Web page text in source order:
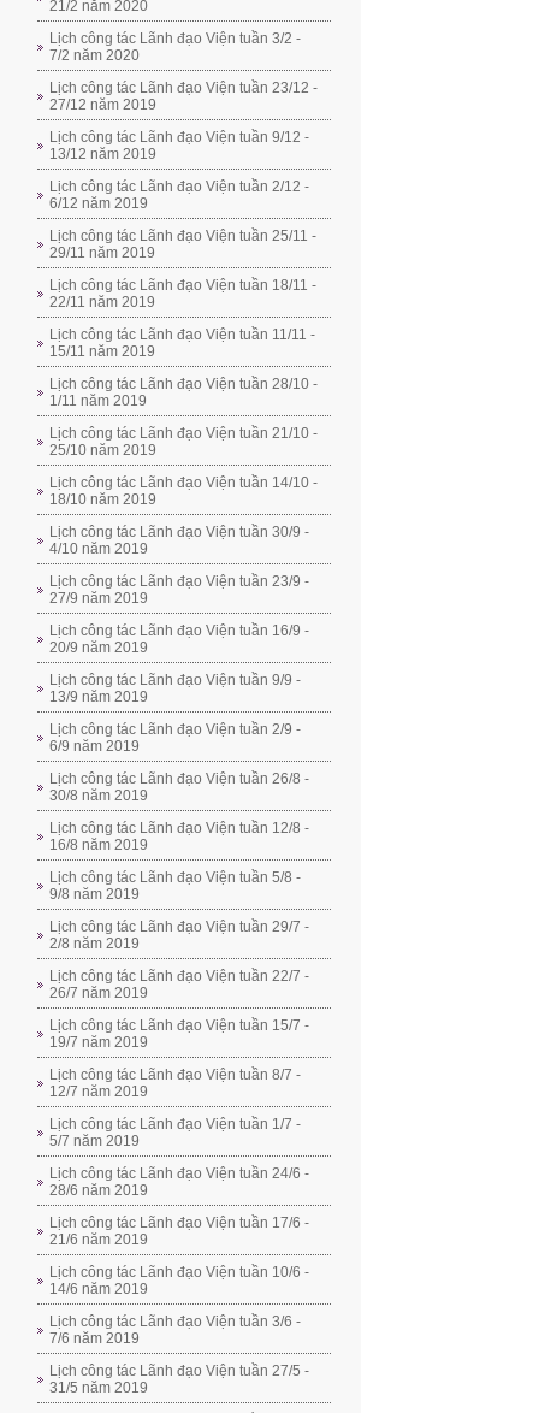
21/2 năm 2020
Lịch công tác Lãnh đạo Viện tuần 3/2 -
7/2 năm 2020
Lịch công tác Lãnh đạo Viện tuần 23/12 -
27/12 năm 2019
Lịch công tác Lãnh đạo Viện tuần 9/12 -
13/12 năm 2019
Lịch công tác Lãnh đạo Viện tuần 2/12 -
6/12 năm 2019
Lịch công tác Lãnh đạo Viện tuần 25/11 -
29/11 năm 2019
Lịch công tác Lãnh đạo Viện tuần 18/11 -
22/11 năm 2019
Lịch công tác Lãnh đạo Viện tuần 11/11 -
15/11 năm 2019
Lịch công tác Lãnh đạo Viện tuần 28/10 -
1/11 năm 2019
Lịch công tác Lãnh đạo Viện tuần 21/10 -
25/10 năm 2019
Lịch công tác Lãnh đạo Viện tuần 14/10 -
18/10 năm 2019
Lịch công tác Lãnh đạo Viện tuần 30/9 -
4/10 năm 2019
Lịch công tác Lãnh đạo Viện tuần 23/9 -
27/9 năm 2019
Lịch công tác Lãnh đạo Viện tuần 16/9 -
20/9 năm 2019
Lịch công tác Lãnh đạo Viện tuần 9/9 -
13/9 năm 2019
Lịch công tác Lãnh đạo Viện tuần 2/9 -
6/9 năm 2019
Lịch công tác Lãnh đạo Viện tuần 26/8 -
30/8 năm 2019
Lịch công tác Lãnh đạo Viện tuần 12/8 -
16/8 năm 2019
Lịch công tác Lãnh đạo Viện tuần 5/8 -
9/8 năm 2019
Lịch công tác Lãnh đạo Viện tuần 29/7 -
2/8 năm 2019
Lịch công tác Lãnh đạo Viện tuần 22/7 -
26/7 năm 2019
Lịch công tác Lãnh đạo Viện tuần 15/7 -
19/7 năm 2019
Lịch công tác Lãnh đạo Viện tuần 8/7 -
12/7 năm 2019
Lịch công tác Lãnh đạo Viện tuần 1/7 -
5/7 năm 2019
Lịch công tác Lãnh đạo Viện tuần 24/6 -
28/6 năm 2019
Lịch công tác Lãnh đạo Viện tuần 17/6 -
21/6 năm 2019
Lịch công tác Lãnh đạo Viện tuần 10/6 -
14/6 năm 2019
Lịch công tác Lãnh đạo Viện tuần 3/6 -
7/6 năm 2019
Lịch công tác Lãnh đạo Viện tuần 27/5 -
31/5 năm 2019